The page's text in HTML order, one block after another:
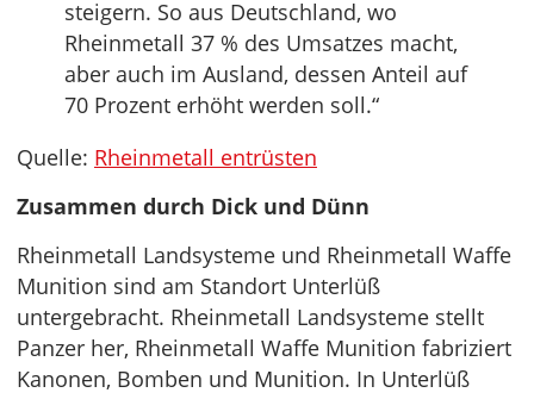
steigern. So aus Deutschland, wo
Rheinmetall 37 % des Umsatzes macht,
aber auch im Ausland, dessen Anteil auf
70 Prozent erhöht werden soll.“
Quelle: Rheinmetall entrüsten
Zusammen durch Dick und Dünn
Rheinmetall Landsysteme und Rheinmetall Waffe
Munition sind am Standort Unterlüß
untergebracht. Rheinmetall Landsysteme stellt
Panzer her, Rheinmetall Waffe Munition fabriziert
Kanonen, Bomben und Munition. In Unterlüß